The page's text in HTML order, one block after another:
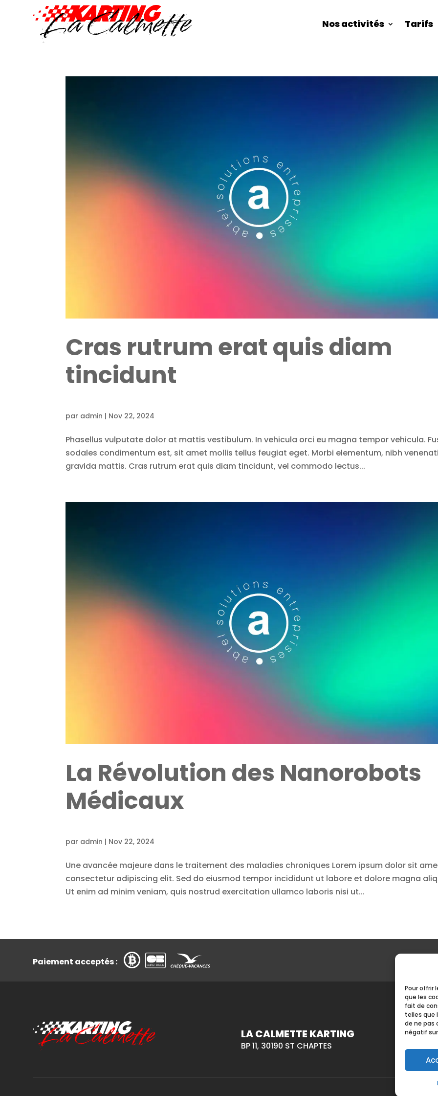
Pour offrir
que les
fait de
telles que
de ne pas
négatif
Nos activités Tarifs
Cras rutrum erat quis diam
tincidunt
par admin | Nov 22, 2024
Phasellus vulputate dolor at mattis vestibulum. In vehicula orci eu magna tempor vehicula.
sodales condimentum est, sit amet mollis tellus feugiat eget. Morbi elementum, nibh
gravida mattis. Cras rutrum erat quis diam tincidunt, vel commodo lectus...
La Révolution des Nanorobots
Médicaux
par admin | Nov 22, 2024
Une avancée majeure dans le traitement des maladies chroniques Lorem ipsum dolor sit
consectetur adipiscing elit. Sed do eiusmod tempor incididunt ut labore et dolore magna
Ut enim ad minim veniam, quis nostrud exercitation ullamco laboris nisi ut...
Paiement acceptés :
LA CALMETTE KARTING
BP 11, 30190 ST CHAPTES